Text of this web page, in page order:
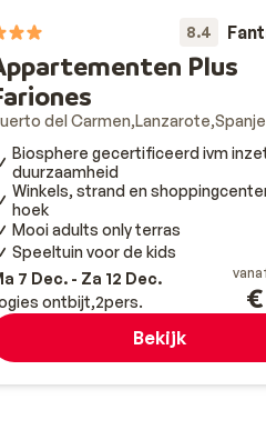
8.4
Plus
del Carmen Lanzarote Spanje
Biosphere gecertificeerd ivm
duurzaamheid
Winkels, strand en
hoek
Mooi adults only terras
Speeltuin voor de kids
7 Dec. - Za 12 Dec.
ontbijt 2pers.
Bekijk